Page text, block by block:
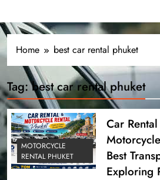
Home best car rental phuket
Tag:best car rental phuket
MOTORCYCLE
RENTAL PHUKET
Car
Best
Exploring